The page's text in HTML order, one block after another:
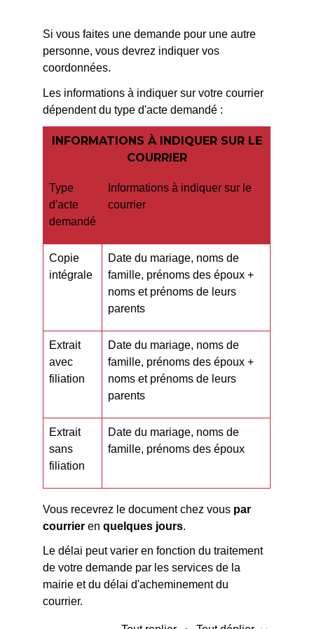
Si vous faites une demande pour une autre
personne, vous devrez indiquer vos
coordonnées.
Les informations à indiquer sur votre courrier
dépendent du type d'acte demandé :
INFORMATIONS À INDIQUER SUR LE
COURRIER
Type
d'acte
demandé
Informations à indiquer sur le
courrier
Copie
intégrale
Date du mariage, noms de
famille, prénoms des époux +
noms et prénoms de leurs
parents
Extrait
avec
filiation
Date du mariage, noms de
famille, prénoms des époux +
noms et prénoms de leurs
parents
Extrait
sans
filiation
Date du mariage, noms de
famille, prénoms des époux
Vous recevrez le document chez vous par
courrier enquelques jours.
Le délai peut varier en fonction du traitement
de votre demande par les services de la
mairie et du délai d'acheminement du
courrier.